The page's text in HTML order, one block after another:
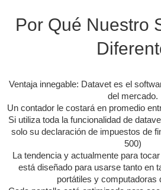
Por Qué Nuestro
Ventaja innegable: Datavet es el
del mercado.
Un contador le costará en promedio
Si utiliza toda la funcionalidad de
solo su declaración de impuestos de
500)
La tendencia y actualmente para
está diseñado para usarse tanto en
portátiles y computadoras